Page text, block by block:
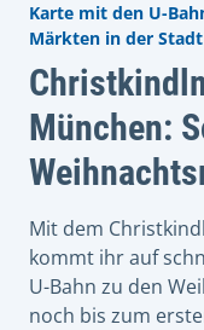
Karte mit den U-
Märkten in der Stadt
München:
Mit dem
kommt ihr auf
U-Bahn zu den
noch bis zum